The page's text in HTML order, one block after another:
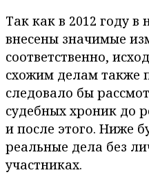
Так как в 2012 году
внесены значимые
соответственно,
схожим делам также
следовало бы
судебных хроник до
и после этого. Ниже
реальные дела без
участниках.